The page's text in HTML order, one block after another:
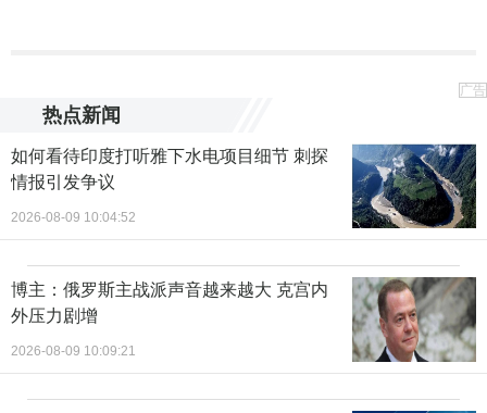
广告
热点新闻
如何看待印度打听雅下水电项目细节 刺探
情报引发争议
2026-08-09 10:04:52
博主：俄罗斯主战派声音越来越大 克宫内
外压力剧增
2026-08-09 10:09:21